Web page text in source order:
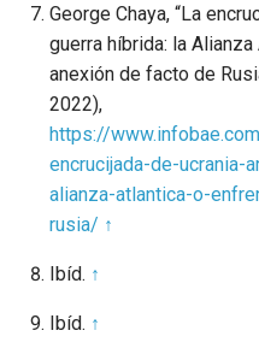
George Chaya, “La
guerra híbrida: la
anexión de facto de
2022),
https://
encrucijada-de-ucrania-
alianza-atlantica-o-
rusia/ ↑
Ibíd. ↑
Ibíd. ↑